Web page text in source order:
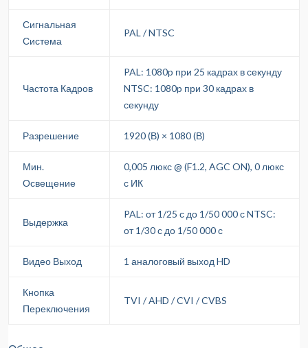
Сигнальная
Система
PAL / NTSC
Частота Кадров
PAL: 1080p при 25 кадрах в секунду
NTSC: 1080p при 30 кадрах в
секунду
Разрешение 1920 (В) × 1080 (В)
Мин.
Освещение
0,005 люкс @ (F1.2, AGC ON), 0 люкс
с ИК
Выдержка
PAL: от 1/25 с до 1/50 000 с NTSC:
от 1/30 с до 1/50 000 с
Видео Выход 1 аналоговый выход HD
Кнопка
Переключения
TVI / AHD / CVI / CVBS